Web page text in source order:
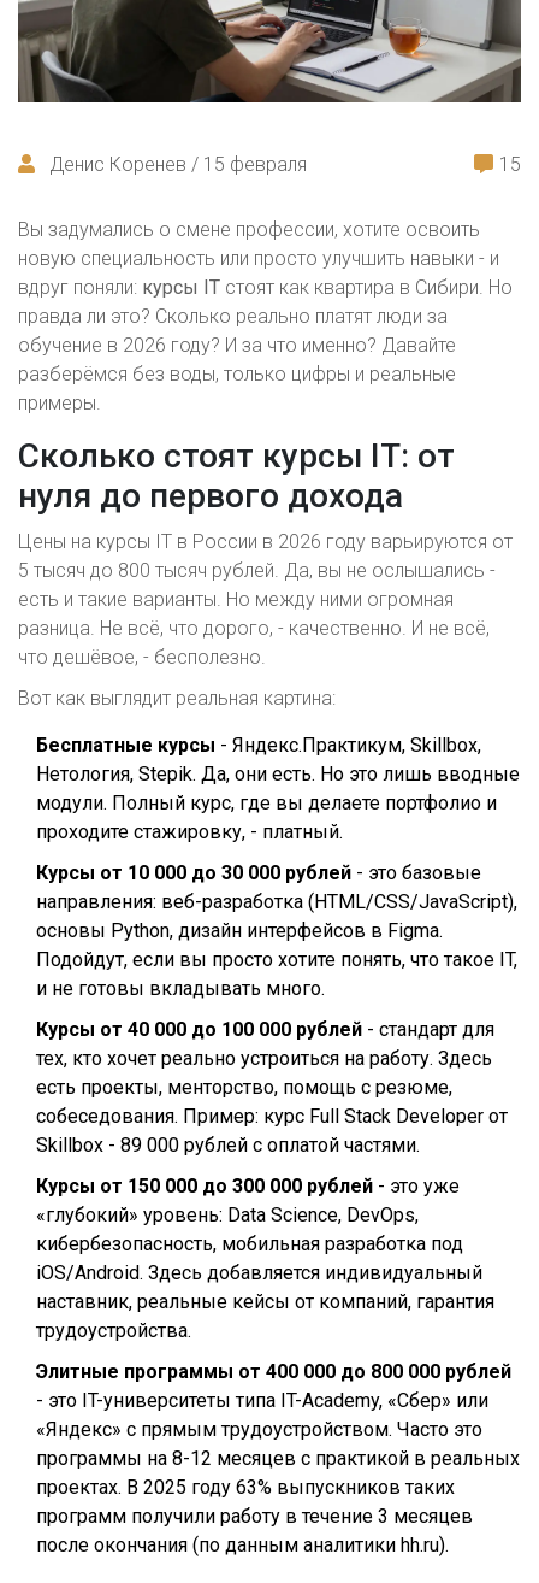
Денис Коренев / 15 февраля 15
Вы задумались о смене профессии, хотите освоить
новую специальность или просто улучшить навыки - и
вдруг поняли: курсы IT стоят как квартира в Сибири. Но
правда ли это? Сколько реально платят люди за
обучение в 2026 году? И за что именно? Давайте
разберёмся без воды, только цифры и реальные
примеры.
Сколько стоят курсы IT: от
нуля до первого дохода
Цены на курсы IT в России в 2026 году варьируются от
5 тысяч до 800 тысяч рублей. Да, вы не ослышались -
есть и такие варианты. Но между ними огромная
разница. Не всё, что дорого, - качественно. И не всё,
что дешёвое, - бесполезно.
Вот как выглядит реальная картина:
Бесплатные курсы - Яндекс.Практикум, Skillbox,
Нетология, Stepik. Да, они есть. Но это лишь вводные
модули. Полный курс, где вы делаете портфолио и
проходите стажировку, - платный.
Курсы от 10 000 до 30 000 рублей - это базовые
направления: веб-разработка (HTML/CSS/JavaScript),
основы Python, дизайн интерфейсов в Figma.
Подойдут, если вы просто хотите понять, что такое IT,
и не готовы вкладывать много.
Курсы от 40 000 до 100 000 рублей - стандарт для
тех, кто хочет реально устроиться на работу. Здесь
есть проекты, менторство, помощь с резюме,
собеседования. Пример: курс Full Stack Developer от
Skillbox - 89 000 рублей с оплатой частями.
Курсы от 150 000 до 300 000 рублей - это уже
«глубокий» уровень: Data Science, DevOps,
кибербезопасность, мобильная разработка под
iOS/Android. Здесь добавляется индивидуальный
наставник, реальные кейсы от компаний, гарантия
трудоустройства.
Элитные программы от 400 000 до 800 000 рублей
- это IT-университеты типа IT-Academy, «Сбер» или
«Яндекс» с прямым трудоустройством. Часто это
программы на 8-12 месяцев с практикой в реальных
проектах. В 2025 году 63% выпускников таких
программ получили работу в течение 3 месяцев
после окончания (по данным аналитики hh.ru).